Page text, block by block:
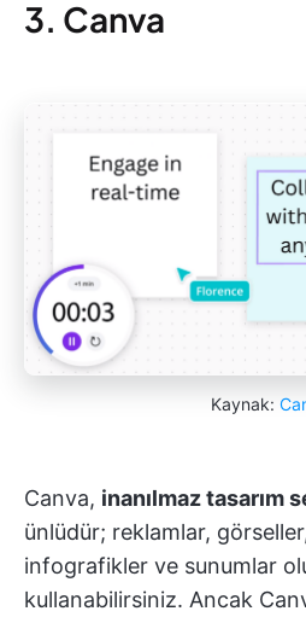
3. Canva
Kaynak:
Canva, inanılmaz tasarım
ünlüdür; reklamlar,
infografikler ve sunumlar
kullanabilirsiniz. Ancak